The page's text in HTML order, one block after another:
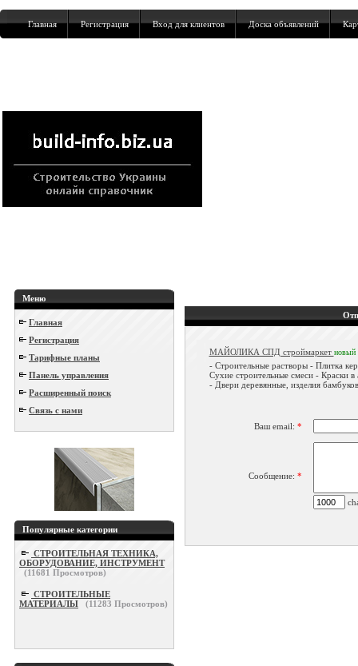
Главная Регистрация Вход для клиентов Доска объявлений
Меню
Главная
Регистрация
Тарифные планы
Панель управления
Расширенный поиск
Связь с нами
Популярные категории
СТРОИТЕЛЬНАЯ ТЕХНИКА,
ОБОРУДОВАНИЕ, ИНСТРУМЕНТ
(11681 Просмотров)
СТРОИТЕЛЬНЫЕ
МАТЕРИАЛЫ
(11283 Просмотров)
МАЙОЛИКА СПД строймаркет новый
- Строительные растворы - Плитка
Сухие строительные смеси - Краски в
- Двери деревянные, изделия
Ваш email: *
Сообщение: *